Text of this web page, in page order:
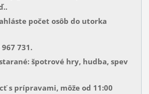
počet osôb do utorka
731.
špotrové hry, hudba, spev
s prípravami, môže od 11:00